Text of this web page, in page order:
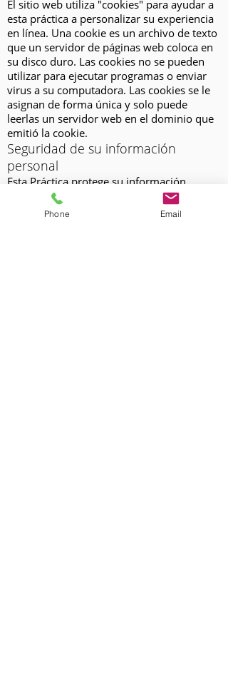
El sitio web utiliza "cookies" para ayudar a
esta práctica a personalizar su experiencia
en línea. Una cookie es un archivo de texto
que un servidor de páginas web coloca en
su disco duro. Las cookies no se pueden
utilizar para ejecutar programas o enviar
virus a su computadora. Las cookies se le
asignan de forma única y solo puede
leerlas un servidor web en el dominio que
emitió la cookie.
Seguridad de su información
personal
Esta Práctica protege su información
personal del acceso, uso o divulgación no
autorizados. Esta Práctica asegura la
Phone Email